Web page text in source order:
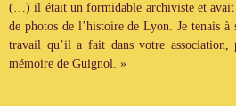
(…) il était un formidable archiviste et avait
de photos de l’histoire de Lyon. Je tenais
travail qu’il a fait dans votre
mémoire de Guignol. »